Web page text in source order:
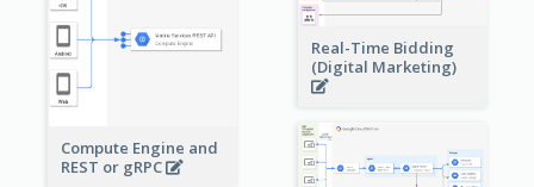
Real-Time Bidding
(Digital Marketing)
Compute Engine and
REST or gRPC